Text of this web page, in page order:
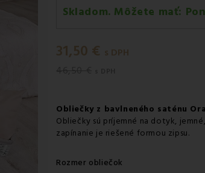
Skladom. Môžete mať:
Pondelok 10.08
Utorok 11.08-Packeta
31,50 € s DPH
Obliečky z bavlneného saténu
Obliečky sú príjemné na dotyk,
zapínanie je riešené formou zipsu.
Rozmer obliečok